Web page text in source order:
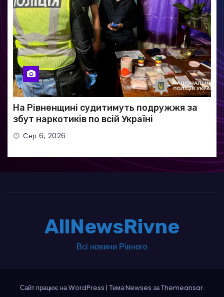
На Рівненщині судитимуть подружжя за
збут наркотиків по всій Україні
Сер 6, 2026
AllNewsRivne
Всі новини Рівного
Сайт працює на WordPress | Тема:Newses заThemeansar.